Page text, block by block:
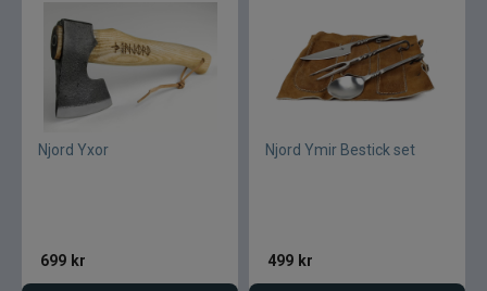
Njord Yxor
699 kr
Njord Ymir Bestick set
499 kr